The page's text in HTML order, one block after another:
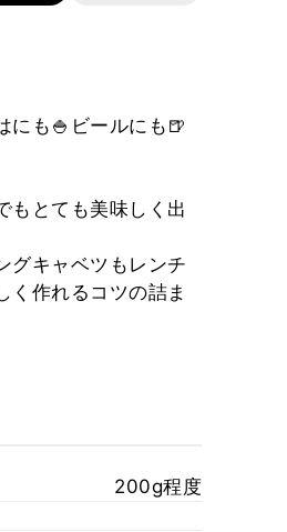
にも🍚ビールにも🍺
もとても美味しく出
グキャベツもレンチ
く作れるコツの詰ま
200g程度